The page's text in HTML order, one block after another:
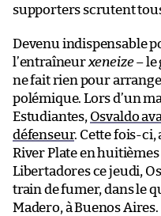
supporters scrutent
Devenu indispensable
l’entraîneurxeneize– le
ne fait rien pour
polémique. Lors d’un
Estudiantes, Osvaldo
défenseur. Cette fois-ci,
River Plate en huitièmes
Libertadores ce jeudi,
train de fumer, dans le
Madero, à Buenos Aires.